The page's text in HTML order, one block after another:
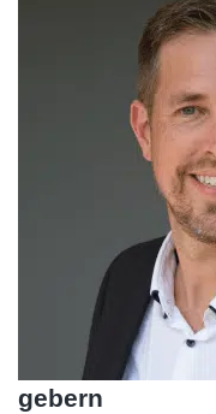
gebern